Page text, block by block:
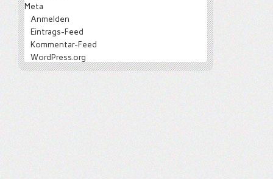
Meta
Anmelden
Eintrags-Feed
Kommentar-Feed
WordPress.org